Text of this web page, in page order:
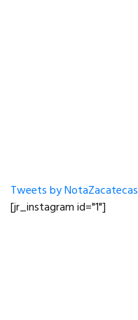
Tweets by NotaZacatecas
[jr_instagram id="1"]